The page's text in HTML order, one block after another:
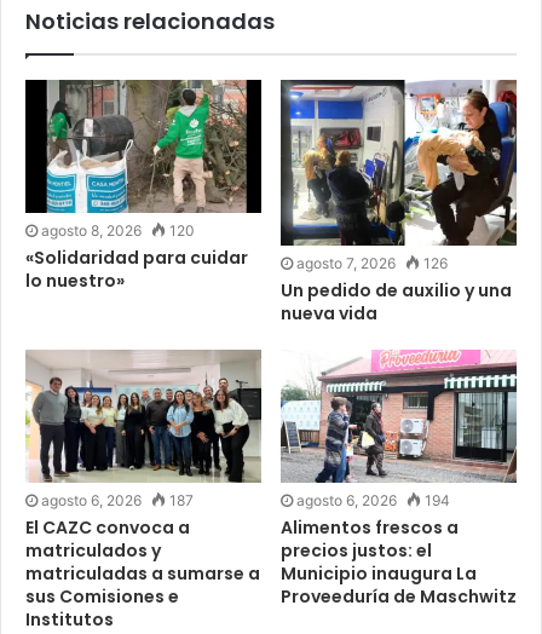
Noticias relacionadas
agosto 8, 2026 120
«Solidaridad para cuidar
lo nuestro»
agosto 7, 2026 126
Un pedido de auxilio y una
nueva vida
agosto 6, 2026 187
El CAZC convoca a
matriculados y
matriculadas a sumarse a
sus Comisiones e
Institutos
agosto 6, 2026 194
Alimentos frescos a
precios justos: el
Municipio inaugura La
Proveeduría de Maschwitz